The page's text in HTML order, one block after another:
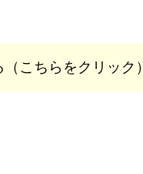
こちらをクリック）